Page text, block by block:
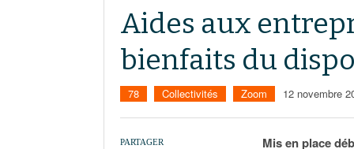
Institutions
Services
Aides aux
bienfaits du
78 Collectivités Zoom 12 novembre
Mis en place
PARTAGER